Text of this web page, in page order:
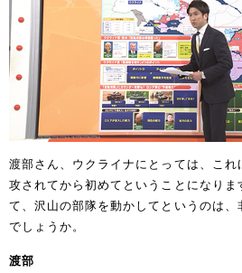
渡部さん、ウクライナにとっては、これ
攻されてから初めてということになりま
て、沢山の部隊を動かしてというのは、
でしょうか。
渡部